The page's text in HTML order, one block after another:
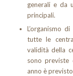
generali e da
principali.
L’organismo
tutte le
validità della
sono previste
anno è